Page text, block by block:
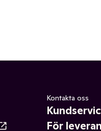
Kontakta oss
För